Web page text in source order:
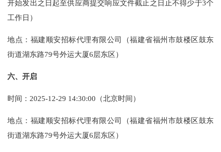
开始发出之日起至供应商提交响应文件截止之日止不得少于3个
工作日）
地点：福建顺安招标代理有限公司（福建省福州市鼓楼区鼓东
街道湖东路79号外运大厦6层东区）
六、开启
时间：2025-12-29 14:30:00（北京时间）
地点：福建顺安招标代理有限公司（福建省福州市鼓楼区鼓东
街道湖东路79号外运大厦6层东区）